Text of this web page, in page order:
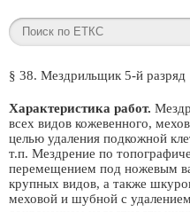
§ 38. Мездрильщик 5-й разряд
Характеристика работ.
всех видов кожевенного,
целью удаления подкожной
т.п. Мездрение по
перемещением под ножевым
крупных видов, а также
меховой и шубной с